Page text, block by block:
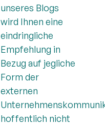
unseres Blogs
wird Ihnen eine
eindringliche
Empfehlung in
Bezug auf jegliche
Form der
externen
hoffentlich nicht